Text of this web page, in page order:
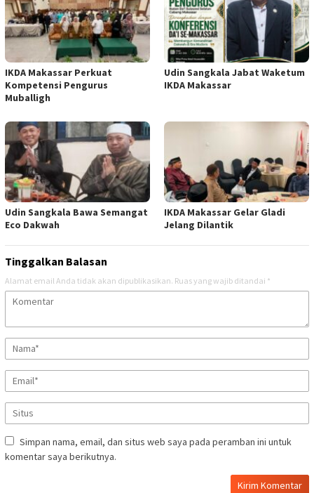
IKDA Makassar Perkuat
Kompetensi Pengurus
Muballigh
Udin Sangkala Jabat Waketum
IKDA Makassar
Udin Sangkala Bawa Semangat
Eco Dakwah
IKDA Makassar Gelar Gladi
Jelang Dilantik
Tinggalkan Balasan
Alamat email Anda tidak akan dipublikasikan. Ruas yang wajib ditandai *
Simpan nama, email, dan situs web saya pada peramban ini untuk
komentar saya berikutnya.